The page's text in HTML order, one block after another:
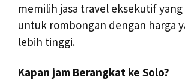
memilih jasa travel eksekutif
untuk rombongan dengan harga
lebih tinggi.
Kapan jam Berangkat ke Solo?